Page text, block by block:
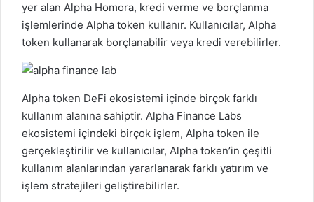
yer alan Alpha Homora, kredi verme ve borçlanma
işlemlerinde Alpha token kullanır. Kullanıcılar, Alpha
token kullanarak borçlanabilir veya kredi verebilirler.
Alpha token DeFi ekosistemi içinde birçok farklı
kullanım alanına sahiptir. Alpha Finance Labs
ekosistemi içindeki birçok işlem, Alpha token ile
gerçekleştirilir ve kullanıcılar, Alpha token’in çeşitli
kullanım alanlarından yararlanarak farklı yatırım ve
işlem stratejileri geliştirebilirler.